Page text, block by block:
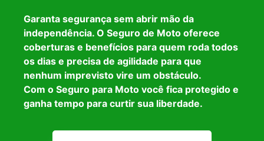
Garanta segurança sem abrir mão da
independência. O Seguro de Moto oferece
coberturas e benefícios para quem roda todos
os dias e precisa de agilidade para que
nenhum imprevisto vire um obstáculo.
Com o Seguro para Moto você fica protegido e
ganha tempo para curtir sua liberdade.